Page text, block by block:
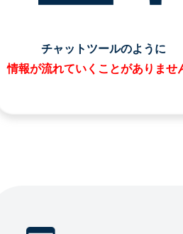
チャットツールのように
情報が流れていくことがありませ